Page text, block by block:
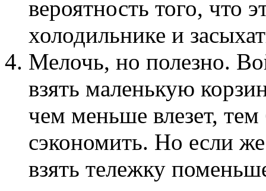
вероятность того, что
холодильнике и
Мелочь, но полезно.
взять маленькую
чем меньше влезет,
сэкономить. Но если
взять тележку